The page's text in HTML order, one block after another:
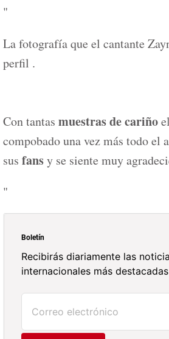
"
La fotografía que el cantante
perfil .
Con tantas muestras de cariño
compobado una vez más todo el
sus fansy se siente muy
"
Boletín
Recibirás diariamente las
internacionales más